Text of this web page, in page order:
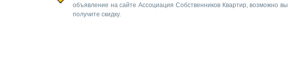
объявление на сайте Ассоциация Собственников Квартир, возможно вы
получите скидку.